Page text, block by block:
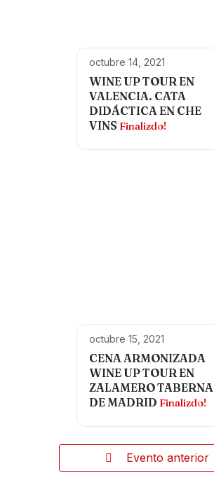
octubre 14, 2021
WINE UP TOUR EN
VALENCIA. CATA
DIDÁCTICA EN CHE
VINS Finalizdo!
octubre 15, 2021
CENA ARMONIZADA
WINE UP TOUR EN
ZALAMERO TABERNA
DE MADRID Finalizdo!
Evento anterior